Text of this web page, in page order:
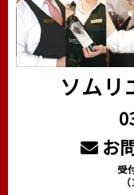
ソムリ
お
受